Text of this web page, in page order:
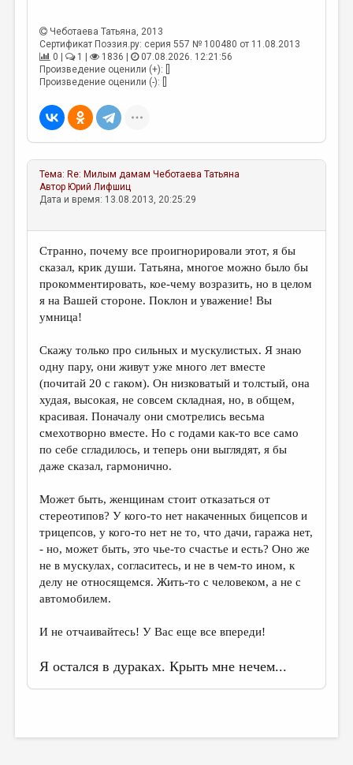
Чеботаева Татьяна, 2013
Сертификат Поэзия.ру: серия 557 № 100480 от 11.08.2013
0 |
1 | 1836 |
07.08.2026. 12:21:56
Произведение оценили (+): []
Произведение оценили (-): []
Тема: Re: Милым дамам Чеботаева Татьяна
Автор Юрий Лифшиц
Дата и время: 13.08.2013, 20:25:29
Странно, почему все проигнорировали этот, я бы
сказал, крик души. Татьяна, многое можно было бы
прокомментировать, кое-чему возразить, но в целом
я на Вашей стороне. Поклон и уважение! Вы
умница!
Скажу только про сильных и мускулистых. Я знаю
одну пару, они живут уже много лет вместе
(почитай 20 с гаком). Он низковатый и толстый, она
худая, высокая, не совсем складная, но, в общем,
красивая. Поначалу они смотрелись весьма
смехотворно вместе. Но с годами как-то все само
по себе сгладилось, и теперь они выглядят, я бы
даже сказал, гармонично.
Может быть, женщинам стоит отказаться от
стереотипов? У кого-то нет накаченных бицепсов и
трицепсов, у кого-то нет не то, что дачи, гаража нет,
- но, может быть, это чье-то счастье и есть? Оно же
не в мускулах, согласитесь, и не в чем-то ином, к
делу не относящемся. Жить-то с человеком, а не с
автомобилем.
И не отчаивайтесь! У Вас еще все впереди!
Я остался в дураках. Крыть мне нечем...